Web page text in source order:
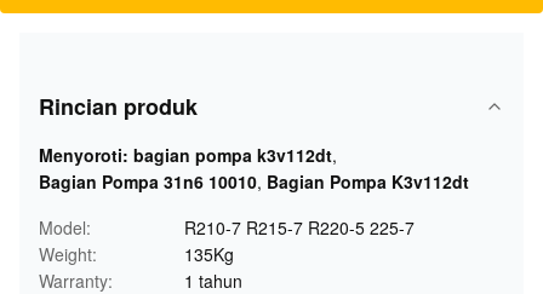
Rincian produk
Menyoroti: bagian pompa k3v112dt,
Bagian Pompa 31n6 10010, Bagian Pompa K3v112dt
Model:
R210-7 R215-7 R220-5 225-7
Weight:
135Kg
Warranty:
1 tahun